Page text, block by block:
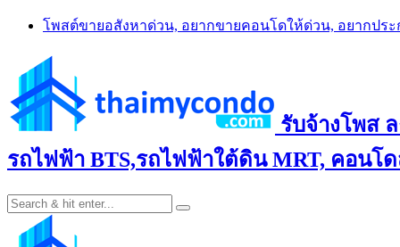
Skip
โพสต์ขายอสังหาด่วน, อยากขายคอนโดให้ด่วน, อยากปร
รับจ้างโพส
รถไฟฟ้า BTS,รถไฟฟ้าใต้ดิน MRT, คอน